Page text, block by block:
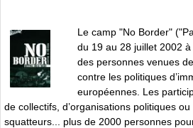
Le camp "No Border"
du 19 au 28 juillet 2002
des personnes venues
contre les politiques
européennes. Les
de collectifs, d’organisations politiques
squatteurs... plus de 2000 personnes